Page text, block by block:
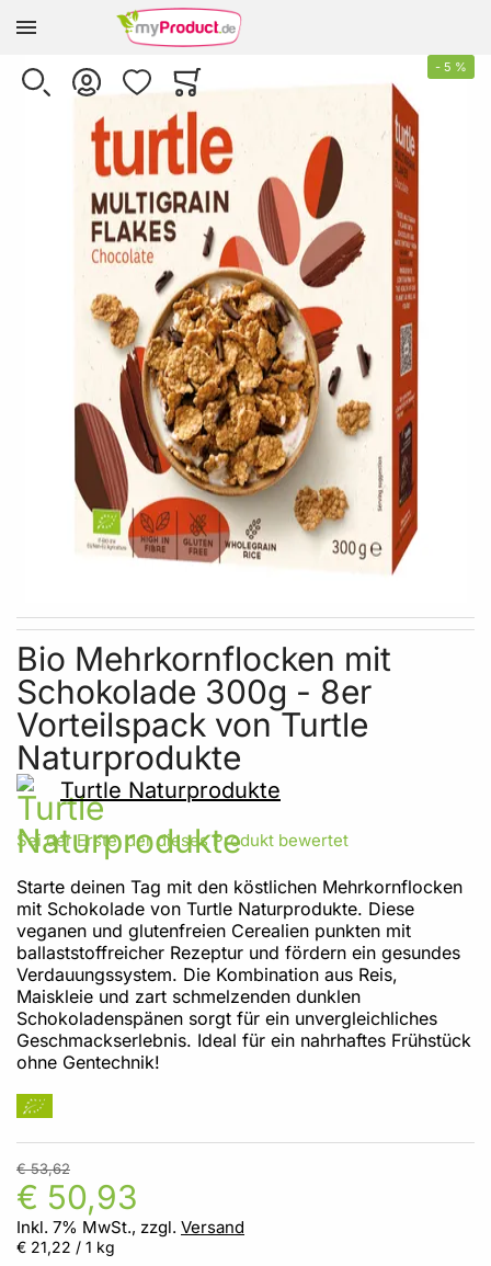
Zur Homepage
SUCHE KONTO WUNSCHLISTEWARENKORB
Skip to the beginning of the images gallery
- 5 %
Bio Mehrkornflocken mit
Schokolade 300g - 8er
Vorteilspack von Turtle
Naturprodukte
Turtle Naturprodukte
Sei der Erste, der dieses Produkt bewertet
Starte deinen Tag mit den köstlichen Mehrkornflocken
mit Schokolade von Turtle Naturprodukte. Diese
veganen und glutenfreien Cerealien punkten mit
ballaststoffreicher Rezeptur und fördern ein gesundes
Verdauungssystem. Die Kombination aus Reis,
Maiskleie und zart schmelzenden dunklen
Schokoladenspänen sorgt für ein unvergleichliches
Geschmackserlebnis. Ideal für ein nahrhaftes Frühstück
ohne Gentechnik!
€ 50,93
€ 53,62
Inkl. 7% MwSt., zzgl. Versand
€ 21,22 / 1 kg